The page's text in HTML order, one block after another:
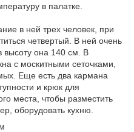
в палатке.
в ней трех человек, при
четвертый. В ней очень
высоту она 140 см. В
с москитными сеточками,
Еще есть два кармана
и крюк для
места, чтобы разместить
оборудовать кухню.